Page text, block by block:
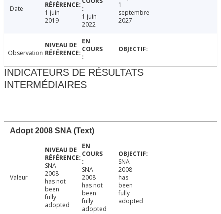
Date
1 juin
2019
1 juin
2022
1
septembre
2027
Observation
INDICATEURS DE RÉSULTATS
INTERMÉDIAIRES
Adopt 2008 SNA (Text)
Valeur
SNA
2008
has not
been
fully
adopted
SNA
2008
has not
been
fully
adopted
SNA
2008
has
been
fully
adopted